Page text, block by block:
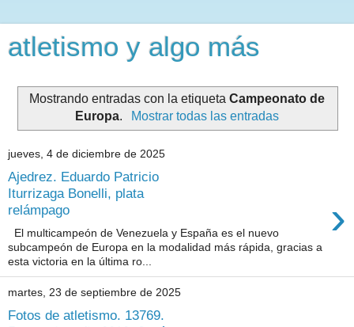
atletismo y algo más
Mostrando entradas con la etiqueta Campeonato de
Europa. Mostrar todas las entradas
jueves, 4 de diciembre de 2025
Ajedrez. Eduardo Patricio
Iturrizaga Bonelli, plata
relámpago
›
El multicampeón de Venezuela y España es el nuevo
subcampeón de Europa en la modalidad más rápida, gracias a
esta victoria en la última ro...
martes, 23 de septiembre de 2025
Fotos de atletismo. 13769.